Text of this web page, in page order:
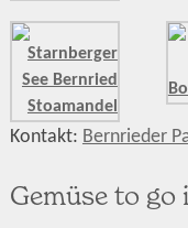
Kontakt: Bernrieder
Gemüse to